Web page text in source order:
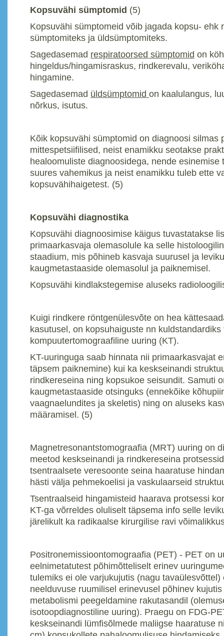
Kopsuvähi sümptomid (5)
Kopsuvähi sümptomeid võib jagada kopsu- ehk
sümptomiteks ja üldsümptomiteks.
Sagedasemad respiratoorsed sümptomid on
hingeldus/hingamisraskus, rindkerevalu,
hingamine.
Sagedasemad üldsümptomid on kaalulangus,
nõrkus, isutus.
Kõik kopsuvähi sümptomid on diagnoosi silmas
mittespetsiifilised, neist enamikku seotakse
healoomuliste diagnoosidega, nende esinemise
suures vahemikus ja neist enamikku tuleb ette
kopsuvähihaigetest. (5)
Kopsuvähi diagnostika
Kopsuvähi diagnoosimise käigus tuvastatakse
primaarkasvaja olemasolule ka selle
staadium, mis põhineb kasvaja suurusel ja
kaugmetastaaside olemasolul ja paiknemisel.
Kopsuvähi kindlakstegemise aluseks
Kuigi rindkere röntgenülesvõte on hea
kasutusel, on kopsuhaiguste nn kuldstandardiks
kompuutertomograafiline uuring (KT).
KT-uuringuga saab hinnata nii primaarkasvajat
täpsem paiknemine) kui ka keskseinandi
rindkereseina ning kopsukoe seisundit. Samuti
kaugmetastaaside otsinguks (ennekõike
vaagnaelundites ja skeletis) ning on aluseks
määramisel. (5)
Magnetresonantstomograafia (MRT) uuring on
meetod keskseinandi ja rindkereseina
tsentraalsete veresoonte seina haaratuse
hästi välja pehmekoelisi ja vaskulaarseid
Tsentraalseid hingamisteid haarava protsessi
KT-ga võrreldes oluliselt täpsema info selle
järelikult ka radikaalse kirurgilise ravi
Positronemissioontomograafia (PET) - PET on
eelnimetatutest põhimõtteliselt erinev
tulemiks ei ole varjukujutis (nagu tavaülesvõttel)
neelduvuse ruumilisel erinevusel põhinev
metabolismi peegeldamine rakutasandil
isotoopdiagnostiline uuring). Praegu on FDG-
keskseinandi lümfisõlmede maliigse haaratuse